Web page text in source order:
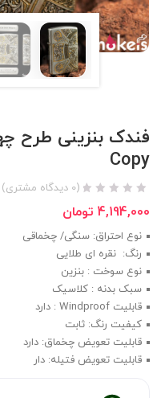
Copy
(
0 دیدگاه مشتری)
4,194,000 تومان
نوع احتراق: سنگی/ چخماقی
رنگ: نقره ای طلایی
نوع سوخت : بنزین
سبک بدنه : کلاسیک
قابلیت Windproof : دارد
کیفیت رنگ: ثابت
قابلیت تعویض چخماق: دارد
قابلیت تعویض فتیله: دار